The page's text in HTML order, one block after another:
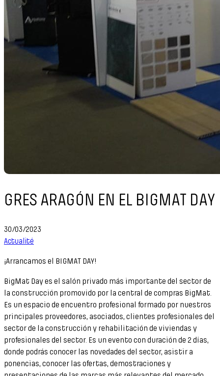
GRES ARAGÓN EN EL BIGMAT DAY
30/03/2023
Actualité
¡Arrancamos el BIGMAT DAY!
BigMat Day es el salón privado más importante del sector de
la construcción promovido por la central de compras BigMat.
Es un espacio de encuentro profesional formado por nuestros
principales proveedores, asociados, clientes profesionales del
sector de la construcción y rehabilitación de viviendas y
profesionales del sector. Es un evento con duración de 2 días,
donde podrás conocer las novedades del sector, asistir a
ponencias, conocer las ofertas, demostraciones y